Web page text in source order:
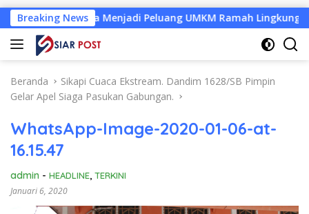
Langsung
ke
konten
Breaking News
Menjadi Peluang UMKM Ramah Lingkungan
Beranda
Sikapi Cuaca Ekstream. Dandim 1628/SB Pimpin
Gelar Apel Siaga Pasukan Gabungan.
WhatsApp-Image-2020-01-06-at-
16.15.47
admin - HEADLINE, TERKINI
Januari 6, 2020